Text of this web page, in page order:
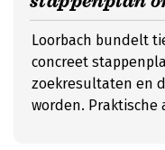
Loorbach bundelt
concreet
zoekresultaten en
worden.